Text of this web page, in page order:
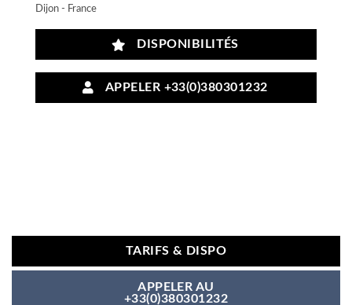
Dijon - France
DISPONIBILITÉS
APPELER +33(0)380301232
TARIFS & DISPO
APPELER AU
+33(0)380301232